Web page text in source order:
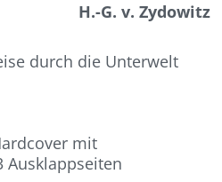
H.-G. v. Zydowitz
durch die Unterwelt
mit
Ausklappseiten